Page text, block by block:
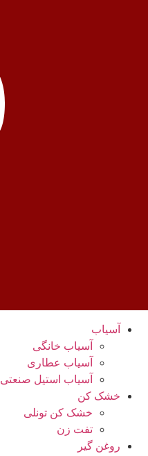
آسیاب
آسیاب خانگی
آسیاب عطاری
آسیاب استیل صنعتی
خشک کن
خشک کن تونلی
تفت زن
روغن گیر